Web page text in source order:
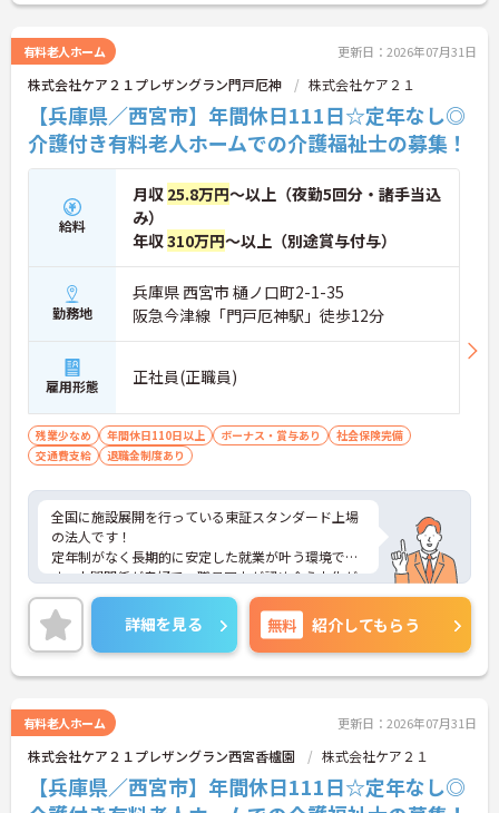
がら質の高いケアを提供したいという意欲のある方
有料老人ホーム 更新日：2026年07月31日
株式会社ケア２１プレザングラン門戸厄神 株式会社ケア２１
【兵庫県／西宮市】年間休日111日☆定年なし◎
介護付き有料老人ホームでの介護福祉士の募集！
給料
月収 25.8万円～以上（夜勤5回分・諸手当込
み）
年収310万円～以上（別途賞与付与）
勤務地
兵庫県 西宮市 樋ノ口町2-1-35
阪急今津線「門戸厄神駅」徒歩12分
雇用形態 正社員(正職員)
残業少なめ 年間休日110日以上 ボーナス・賞与あり
社会保険完備
交通費支給
退職金制度あり
全国に施設展開を行っている東証スタンダード上場
の法人です！
定年制がなく長期的に安定した就業が叶う環境で
す。人間関係が良好で、職員同士が認め合う文化が
根付いています。
ご興味のある方には、面接対策ポイントなど、さら
に詳細をご案内しますのでお気軽にご相談くださ
い！
詳細を見る 無料 紹介してもらう
有料老人ホーム 更新日：2026年07月31日
株式会社ケア２１プレザングラン西宮香櫨園 株式会社ケア２１
【兵庫県／西宮市】年間休日111日☆定年なし◎